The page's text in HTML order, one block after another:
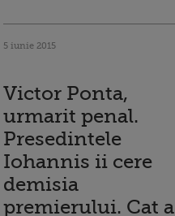
5 iunie 2015
Victor Ponta,
urmarit penal.
Presedintele
Iohannis ii cere
demisia
premierului. Cat a